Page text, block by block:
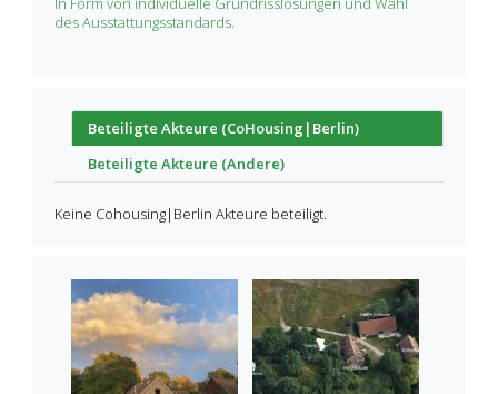
des Ausstattungsstandards.
Beteiligte Akteure (CoHousing|Berlin)
Beteiligte Akteure (Andere)
Keine Cohousing|Berlin Akteure beteiligt.